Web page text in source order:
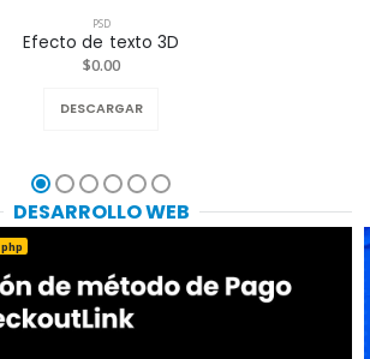
PSD
Efecto de texto 3D
$0.00
DESCARGAR
DESARROLLO WEB
php